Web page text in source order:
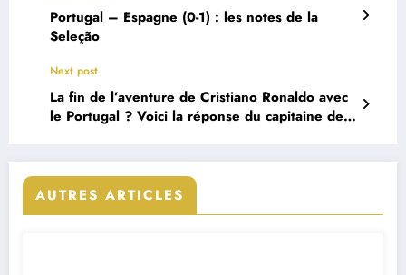
Portugal – Espagne (0-1) : les notes de la
Seleção
Next post
La fin de l’aventure de Cristiano Ronaldo avec
le Portugal ? Voici la réponse du capitaine de
AUTRES ARTICLES